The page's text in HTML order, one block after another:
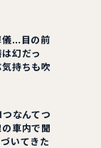
儀…目の前
幻だっ
持ちも吹
つなんてつ
車内で聞
いてきた